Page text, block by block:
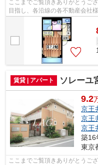
ここまでご覧頂きありがとうご
目指し、各沿線の各不動産会社
様へ提供しております！最新の
賃貸 | アパート ソレーユ
9.2
京王
京王
京王
築16
東京
ここまでご覧頂きありがとうご